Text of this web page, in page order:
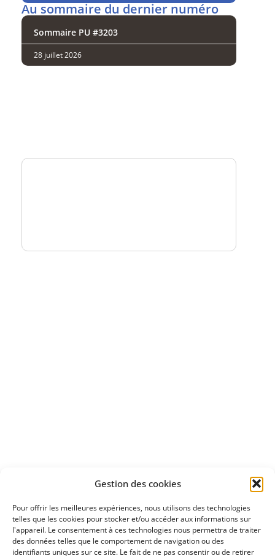
Gestion des cookies
Pour offrir les meilleures expériences, nous utilisons des technologies
telles que les cookies pour stocker et/ou accéder aux informations sur
l'appareil. Le consentement à ces technologies nous permettra de traiter
des données telles que le comportement de navigation ou des
identifiants uniques sur ce site. Le fait de ne pas consentir ou de retirer
Au sommaire du dernier numéro
Sommaire PU #3203
28 juillet 2026
Découvrez